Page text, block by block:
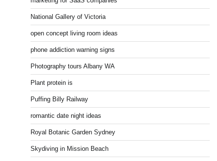
National Gallery of Victoria
open concept living room ideas
phone addiction warning signs
Photography tours Albany WA
Plant protein is
Puffing Billy Railway
romantic date night ideas
Royal Botanic Garden Sydney
Skydiving in Mission Beach